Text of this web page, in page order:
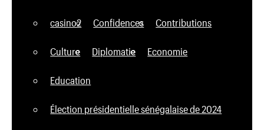
casino2 Confidences Contributions
Culture Diplomatie Economie
Education
Élection présidentielle sénégalaise de 2024